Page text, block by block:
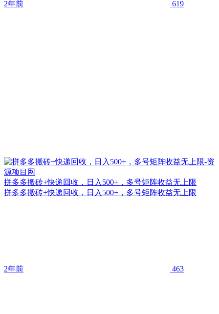
2年前 619
拼多多搬砖+快递回收，日入500+，多号矩阵收益无上限
拼多多搬砖+快递回收，日入500+，多号矩阵收益无上限
2年前 463